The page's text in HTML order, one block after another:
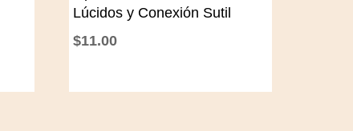
Lúcidos y Conexión Sutil
$11.00